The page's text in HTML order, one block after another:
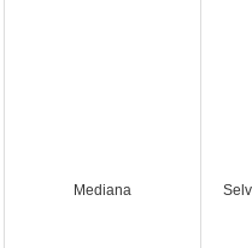
Mediana